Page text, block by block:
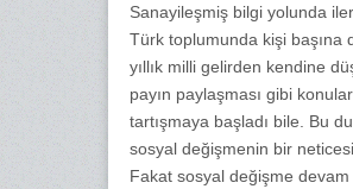
Sanayileşmiş bilgi yolunda
Türk toplumunda kişi başına
yıllık milli gelirden kendine
payın paylaşması gibi
tartışmaya başladı bile. Bu
sosyal değişmenin bir
Fakat sosyal değişme devam